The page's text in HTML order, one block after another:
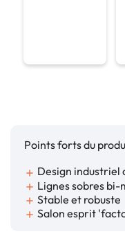
Points forts du
add Design industriel
add Lignes sobres
add Stable et robuste
add Salon esprit